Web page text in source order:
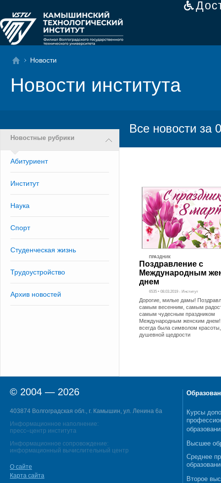
Новости
Новости института
Новостные рубрики
Абитуриент
Институт
Наука
Спорт
Студенческая жизнь
Трудоустройство
Архив новостей
Все новости за
ПРАЗДНИК
Поздравление с
Международным
днем
6535 • 08.03.2019 - Институт
Дорогие, милые дамы!
самым весенним, самым
самым чудесным праздником
Международным женским
всегда была символом
душевной щедрости
© 2004 — 2026
403874 Волгоградская обл., г. Камышин, ул. Ленина 6а
Информационное наполнение:
пресс–центр института
Информационное сопровождение:
информационный вычислительный центр
О сайте
Карта сайта
Курсы
Высшее
Среднее
Второе